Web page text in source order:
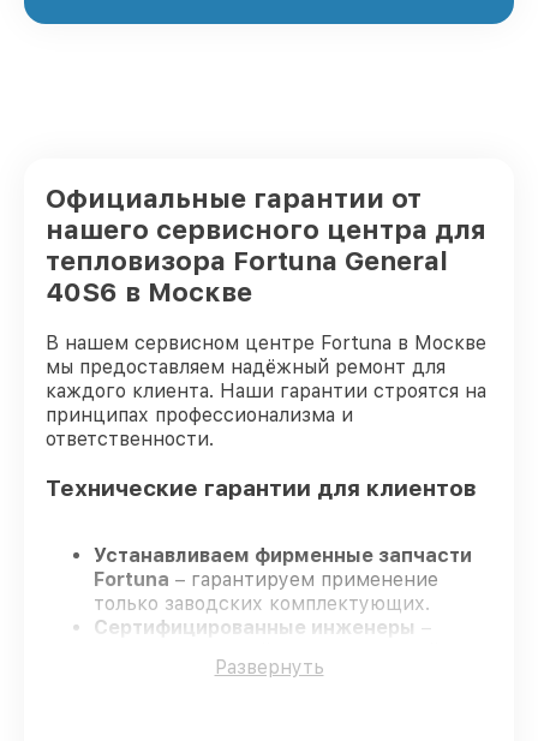
Официальные гарантии от
нашего сервисного центра для
тепловизора Fortuna General
40S6 в Москве
В нашем сервисном центре Fortuna в Москве
мы предоставляем надёжный ремонт для
каждого клиента. Наши гарантии строятся на
принципах профессионализма и
ответственности.
Технические гарантии для клиентов
Устанавливаем фирменные запчасти
Fortuna – гарантируем применение
только заводских комплектующих.
Сертифицированные инженеры –
навыков, что гарантирует качество
Развернуть